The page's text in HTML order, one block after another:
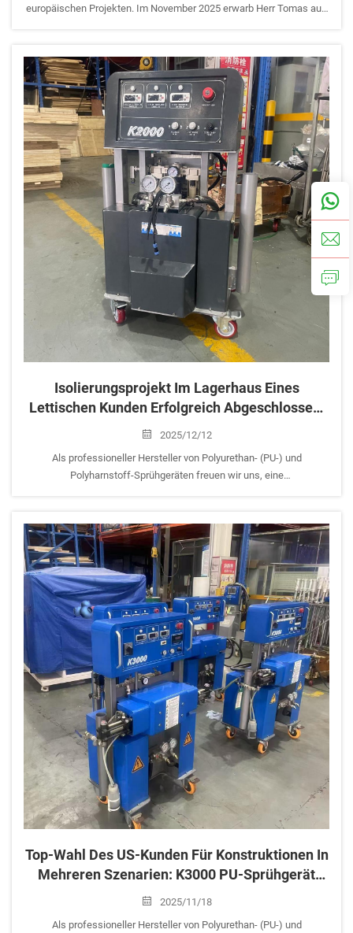
europäischen Projekten. Im November 2025 erwarb Herr Tomas aus
Isolierungsprojekt Im Lagerhaus Eines
Lettischen Kunden Erfolgreich Abgeschlossen:
K2000 PU-Sprühgerät Erhält Anerkennung
2025/12/12
Als professioneller Hersteller von Polyurethan- (PU-) und
Polyharnstoff-Sprühgeräten freuen wir uns, eine
eine Innenlagerisolierung...
Top-Wahl Des US-Kunden Für Konstruktionen In
Mehreren Szenarien: K3000 PU-Sprühgerät
Erhält Hohe Anerkennung
2025/11/18
Als professioneller Hersteller von Polyurethan- (PU-) und